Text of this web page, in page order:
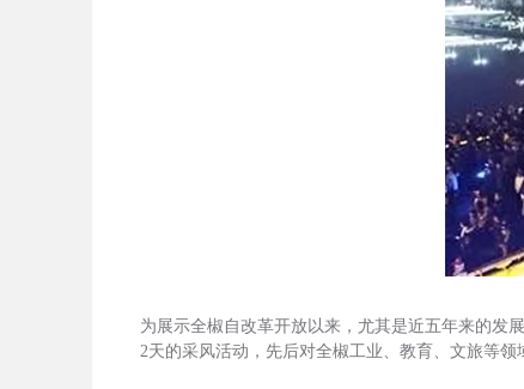
为展示全椒自改革开放以来，尤其是近五年来的发
2天的采风活动，先后对全椒工业、教育、文旅等领